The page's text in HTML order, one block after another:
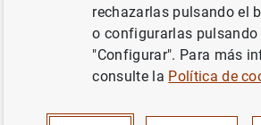
rechazarlas pulsando el
o configurarlas pulsando
"Configurar". Para más
consulte la Política de